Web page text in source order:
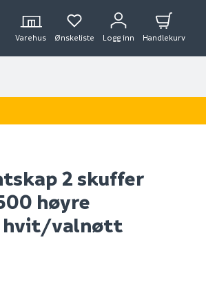
Varehus Ønskeliste Logg inn Handlekurv
2 skuffer
høyre
hvit/valnøtt